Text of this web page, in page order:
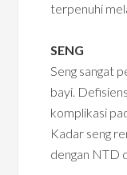
terpenuhi
SENG
Seng sangat
bayi.
komplikasi
Kadar seng
dengan NTD